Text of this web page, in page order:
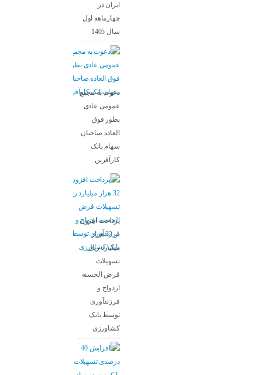
ایران در
چهارماهه اول
سال 1405
دعوت به مجمع
عمومی عادی
بطور فوق
العاده صاحبان
سهام بانک
کارآفرین
پرداخت افزون
بر 32 هزار
میلیارد ریال
تسهیلات
قرض الحسنه
ازدواج و
فرزندآوری
توسط بانک
کشاورزی